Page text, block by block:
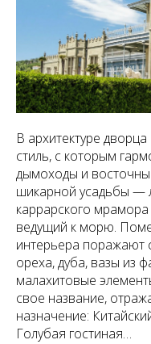
В архитектуре
стиль, с которым
дымоходы и
шикарной усадьбы —
каррарского
ведущий к морю.
интерьера поражают
ореха, дуба, вазы из
малахитовые
свое название,
назначение:
Голубая гостиная…